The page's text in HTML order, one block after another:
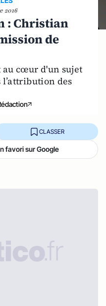
2016
: Christian
de
au cœur d'un sujet
l’attribution des
CLASSER
favori sur Google